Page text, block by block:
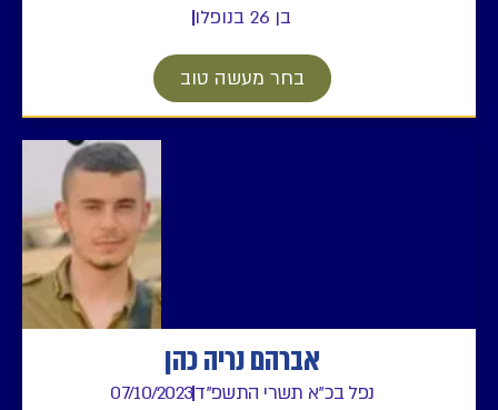
בן 26 בנופלו
בחר מעשה טוב
אברהם נריה כהן
נפל בכ"א תשרי התשפ"ד07/10/2023